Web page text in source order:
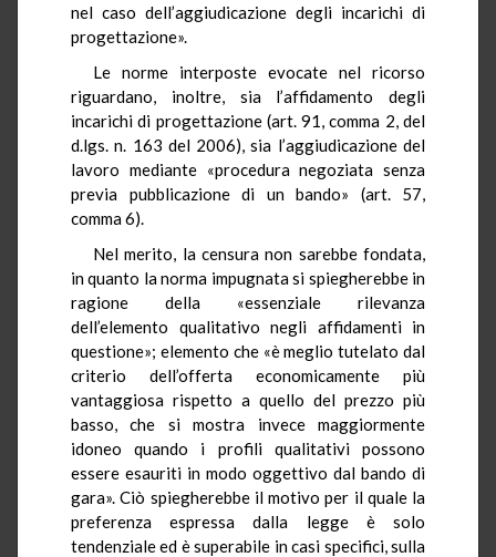
nel caso dell’aggiudicazione degli incarichi di
progettazione».
Le norme interposte evocate nel ricorso
riguardano, inoltre, sia l’affidamento degli
incarichi di progettazione (art. 91, comma 2, del
d.lgs. n. 163 del 2006), sia l’aggiudicazione del
lavoro mediante «procedura negoziata senza
previa pubblicazione di un bando» (art. 57,
comma 6).
Nel merito, la censura non sarebbe fondata,
in quanto la norma impugnata si spiegherebbe in
ragione della «essenziale rilevanza
dell’elemento qualitativo negli affidamenti in
questione»; elemento che «è meglio tutelato dal
criterio dell’offerta economicamente più
vantaggiosa rispetto a quello del prezzo più
basso, che si mostra invece maggiormente
idoneo quando i profili qualitativi possono
essere esauriti in modo oggettivo dal bando di
gara». Ciò spiegherebbe il motivo per il quale la
preferenza espressa dalla legge è solo
tendenziale ed è superabile in casi specifici, sulla